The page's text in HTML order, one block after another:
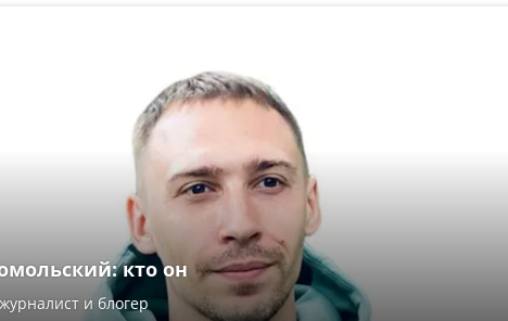
кто он
и блогер